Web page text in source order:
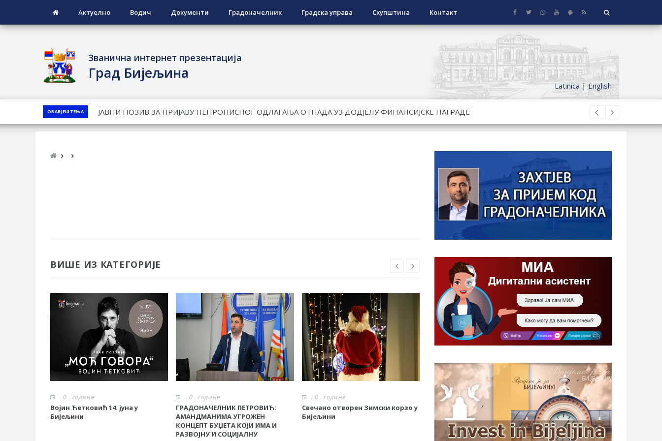
Актуелно Водич Документи Градоначелник Градска управа Скупштина Контакт
Latinica|English
Званична интернет презентација
Град Бијељина
ОБАВЈЕШТЕЊА
ЈАВНИ КОНКУРС ЗА ДОДЈЕЛУ БЕСПОВРАТНИХ СРЕДСТАВА ЗА СУФИНАНСИРАЊЕ КУПОВИНЕ СЕОСКЕ КУЋЕ СА ОКУЋНИЦОМ НА
ТЕРИТОРИЈИ ГРАДА БИЈЕЉИНА ЗА 2026. ГОДИНУ
ПРЕЛИМИНАРНA РАНГ ЛИСТA КАНДИДАТА КОЈИ СУ ОСТВАРИЛИ ПРАВО НА ГРАДСКИ МЈЕСЕЧНИ БОРАЧКИ ДОДАТАК ЗА
ЈАВНИ ПОЗИВ ЗА НАЈЉЕПШЕ УРЕЂЕНО ДВОРИШТЕ ИНДИВИДУАЛНИХ ДОМАЋИНСТАВА, ДВОРИШТЕ ЗАЈЕДНИЦА ЕТАЖНИХ
ВЛАСНИКА И ЈАВНИ ПРОСТОР У МЈЕСНИМ ЗАЈЕДНИЦАМА НА ТЕРИТОРИЈИ ГРАДА БИЈЕЉИНА
Захтјев за издавање ПОНОСНЕ КАРТИЦЕ
ЈАВНИ ПОЗИВ ЗА ПРИЈАВУ НЕПРОПИСНОГ ОДЛАГАЊА ОТПАДА УЗ ДОДЈЕЛУ ФИНАНСИЈСКЕ НАГРАДЕ
ВИШЕ ИЗ КАТЕГОРИЈЕ
. 0 . године
Војин Ћетковић 14. јуна у
Бијељини
. 0 . године
ГРАДОНАЧЕЛНИК ПЕТРОВИЋ:
АМАНДМАНИМА УГРОЖЕН
КОНЦЕПТ БУЏЕТА КОЈИ ИМА И
РАЗВОЈНУ И СОЦИЈАЛНУ
. 0 . године
Свечано отворен Зимски корзо у
Бијељини
. 0 . године
Друга Купусијада у Црњелову 2.
новембра
. 0 . године
Kaрађорђевићи у Бијељини –
представљена дјечија књига
„Борба за запис“ принцезе
Љубице